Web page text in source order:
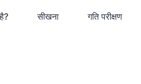
सीखना गति परीक्षण